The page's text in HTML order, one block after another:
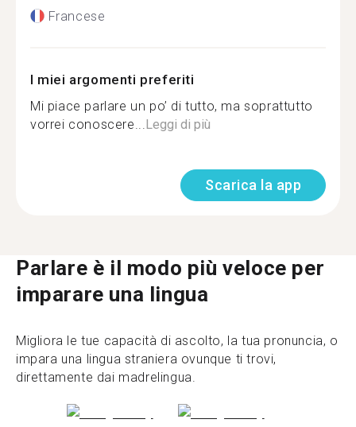
Francese
I miei argomenti preferiti
Mi piace parlare un po’ di tutto, ma soprattutto
vorrei conoscere... Leggi di più
Scarica la app
Parlare è il modo più veloce per
imparare una lingua
Migliora le tue capacità di ascolto, la tua pronuncia, o
impara una lingua straniera ovunque ti trovi,
direttamente dai madrelingua.